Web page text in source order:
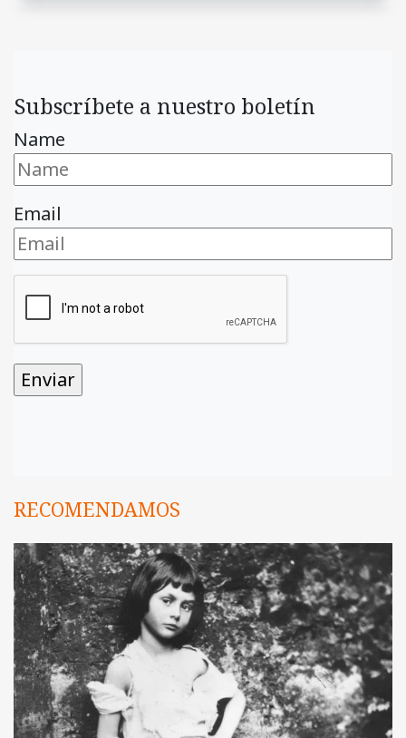
Subscríbete a nuestro boletín
Name
Email
RECOMENDAMOS